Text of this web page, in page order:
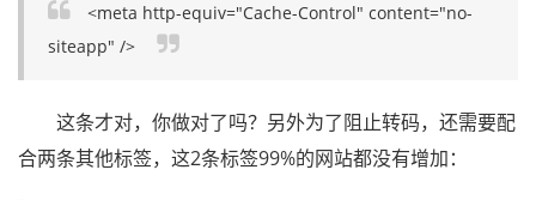
<meta http-equiv="Cache-Control" content="no-
siteapp" />
这条才对，你做对了吗？另外为了阻止转码，还需要配
合两条其他标签，这2条标签99%的网站都没有增加：